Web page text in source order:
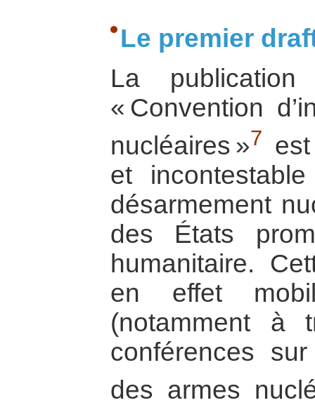
Le premier
La
« Convention
nucléaires »7
et
désarmement
des États
humanitaire.
en effet
(notamment à
conférences
des armes